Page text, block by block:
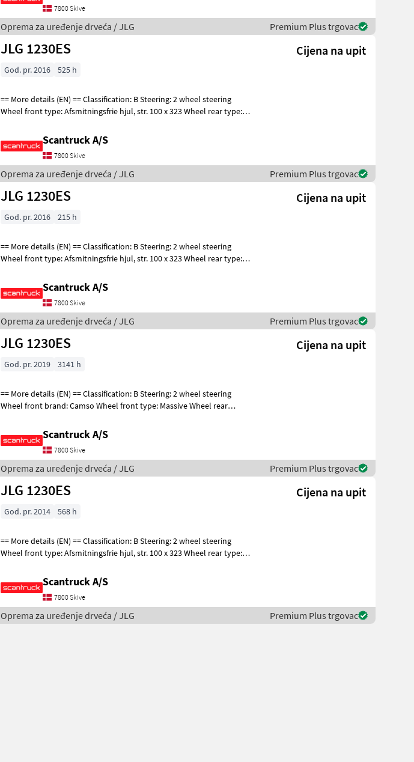
7800 Skive
Oprema za uređenje drveća / JLG Premium Plus trgovac
JLG 1230ES Cijena na upit
God. pr. 2016 525 h
== More details (EN) == Classification: B Steering: 2 wheel steering
Wheel front type: Afsmitningsfrie hjul, str. 100 x 323 Wheel rear type:
Scantruck A/S
7800 Skive
Oprema za uređenje drveća / JLG Premium Plus trgovac
JLG 1230ES Cijena na upit
God. pr. 2016 215 h
== More details (EN) == Classification: B Steering: 2 wheel steering
Wheel front type: Afsmitningsfrie hjul, str. 100 x 323 Wheel rear type:
Scantruck A/S
7800 Skive
Oprema za uređenje drveća / JLG Premium Plus trgovac
JLG 1230ES Cijena na upit
God. pr. 2019 3141 h
== More details (EN) == Classification: B Steering: 2 wheel steering
Wheel front brand: Camso Wheel front type: Massive Wheel rear
Scantruck A/S
7800 Skive
Oprema za uređenje drveća / JLG Premium Plus trgovac
JLG 1230ES Cijena na upit
God. pr. 2014 568 h
== More details (EN) == Classification: B Steering: 2 wheel steering
Wheel front type: Afsmitningsfrie hjul, str. 100 x 323 Wheel rear type:
Scantruck A/S
7800 Skive
Oprema za uređenje drveća / JLG Premium Plus trgovac